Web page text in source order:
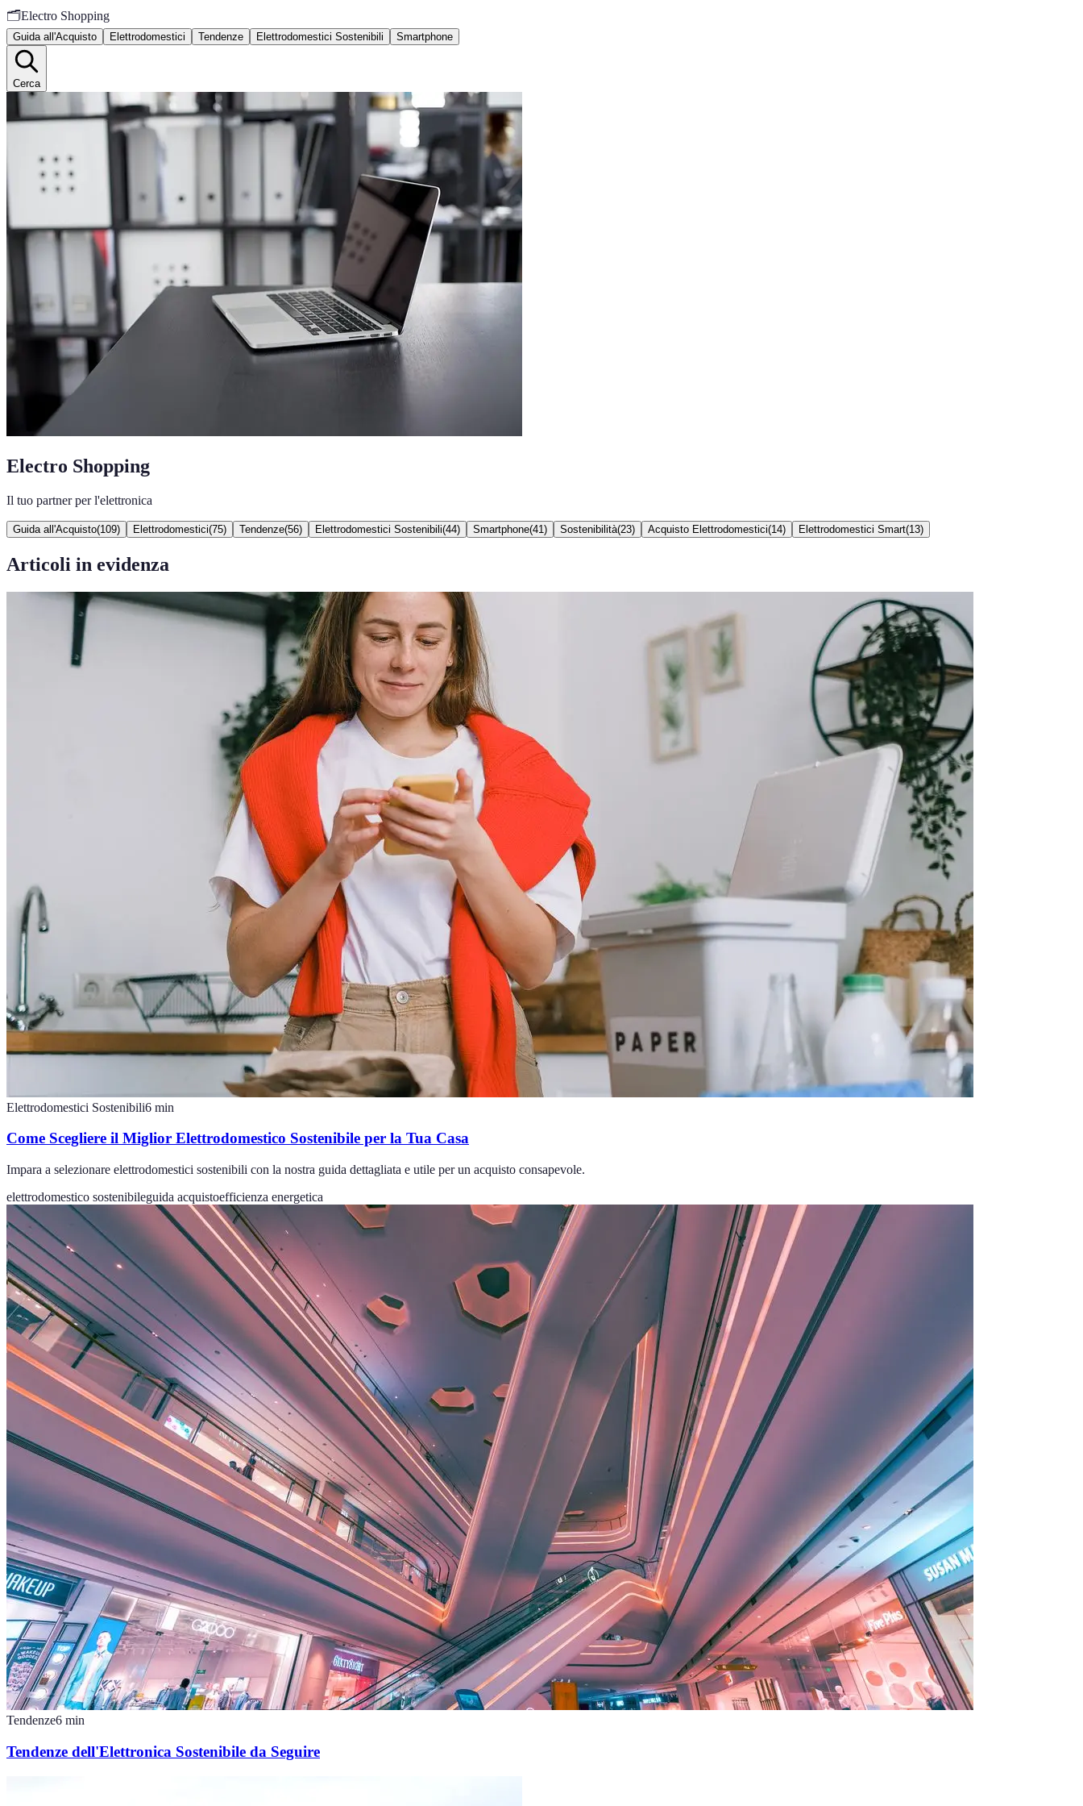
🗂️Electro Shopping
Guida all'Acquisto Elettrodomestici Tendenze Elettrodomestici Sostenibili Smartphone
Cerca
Electro Shopping
Il tuo partner per l'elettronica
Guida all'Acquisto(109) Elettrodomestici(75) Tendenze(56) Elettrodomestici Sostenibili(44) Smartphone(41 ) Sostenibilità(23) Acquisto Elettrodomestici(14) Elettrodomestici Smart(13)
Articoli in evidenza
Elettrodomestici Sostenibili6 min
Come Scegliere il Miglior Elettrodomestico Sostenibile per la Tua Casa
Impara a selezionare elettrodomestici sostenibili con la nostra guida dettagliata e utile per un acquisto consapevole.
elettrodomestico sostenibileguida acquistoefficienza energetica
Tendenze6 min
Tendenze dell'Elettronica Sostenibile da Seguire